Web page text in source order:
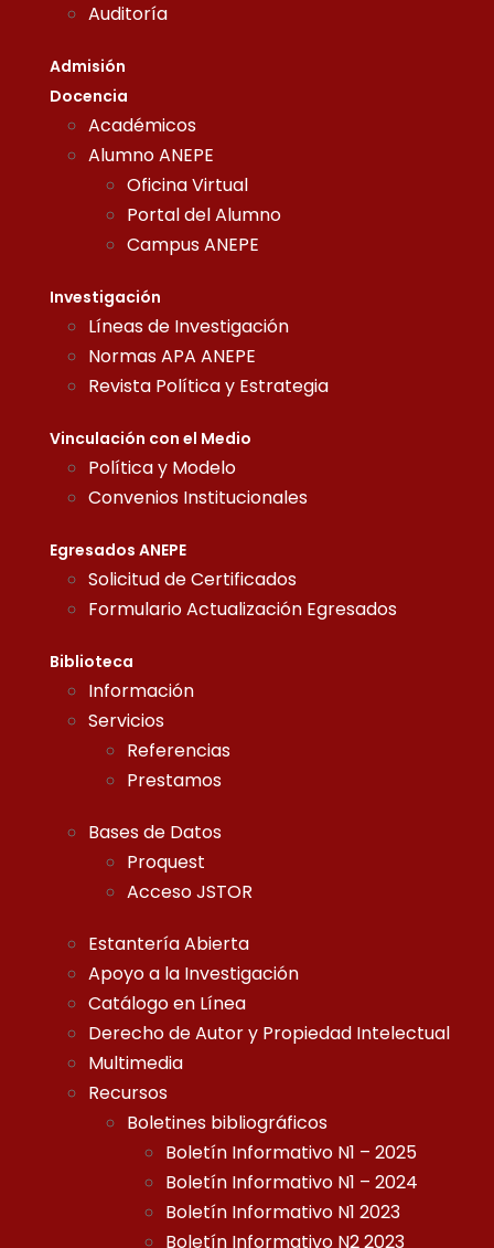
Auditoría
Admisión
Docencia
Académicos
Alumno ANEPE
Oficina Virtual
Portal del Alumno
Campus ANEPE
Investigación
Líneas de Investigación
Normas APA ANEPE
Revista Política y Estrategia
Vinculación con el Medio
Política y Modelo
Convenios Institucionales
Egresados ANEPE
Solicitud de Certificados
Formulario Actualización Egresados
Biblioteca
Información
Servicios
Referencias
Prestamos
Bases de Datos
Proquest
Acceso JSTOR
Estantería Abierta
Apoyo a la Investigación
Catálogo en Línea
Derecho de Autor y Propiedad Intelectual
Multimedia
Recursos
Boletines bibliográficos
Boletín Informativo N1 – 2025
Boletín Informativo N1 – 2024
Boletín Informativo N1 2023
Boletín Informativo N2 2023